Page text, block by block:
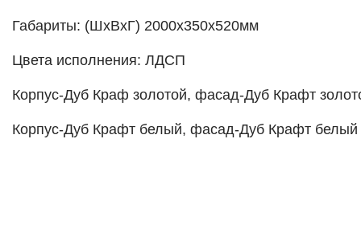
Габариты: (ШхВхГ) 2000х350х520мм
Цвета исполнения: ЛДСП
Корпус-Дуб Краф золотой, фасад-Дуб Крафт
Корпус-Дуб Крафт белый, фасад-Дуб Крафт белый